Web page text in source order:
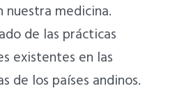
nuestra medicina.
de las prácticas
existentes en las
de los países andinos.